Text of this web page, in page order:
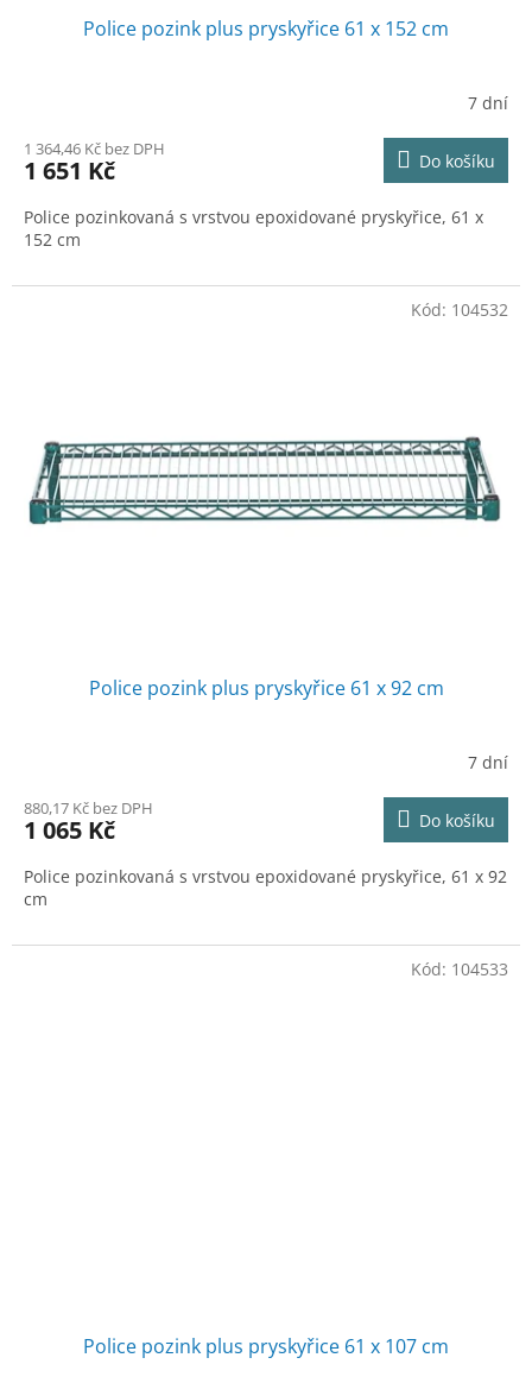
Police pozink plus pryskyřice 61 x 152 cm
7 dní
1 364,46 Kč bez DPH
1 651 Kč Do košíku
Police pozinkovaná s vrstvou epoxidované pryskyřice, 61 x
152 cm
Police pozink plus pryskyřice 61 x 92 cm
7 dní
880,17 Kč bez DPH
1 065 Kč Do košíku
Police pozinkovaná s vrstvou epoxidované pryskyřice, 61 x 92
cm
Kód: 104532
Police pozink plus pryskyřice 61 x 107 cm
Kód: 104533